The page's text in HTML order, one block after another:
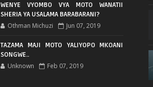
WENYE VYOMBO VYA MOTO WANATII
SHERIA YA USALAMA BARABARANI?
Othman Michuzi Jun 07, 2019
TAZAMA MAJI MOTO YALIYOPO MKOANI
SONGWE..
Unknown Feb 07, 2019